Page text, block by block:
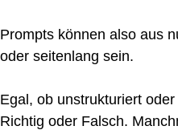
Prompts können also aus
oder seitenlang sein.
Egal, ob unstrukturiert
Richtig oder Falsch.